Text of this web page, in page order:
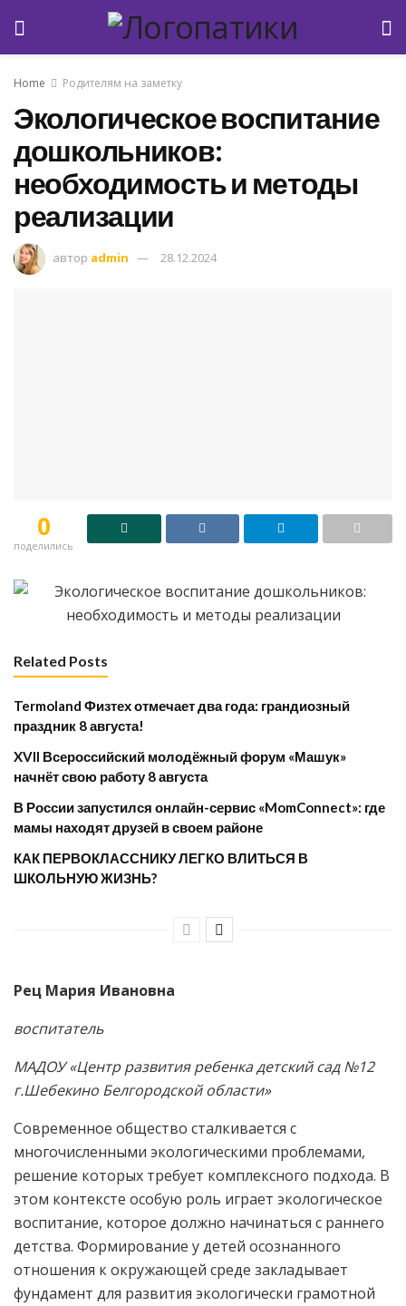
Home Родителям на заметку
Экологическое воспитание
дошкольников:
необходимость и методы
реализации
автор admin 28.12.2024
0
поделились
Related Posts
Termoland Физтех отмечает два года: грандиозный
праздник 8 августа!
XVII Всероссийский молодёжный форум «Машук»
начнёт свою работу 8 августа
​В России запустился онлайн-сервис «MomConnect»: где
мамы находят друзей в своем районе
КАК ПЕРВОКЛАССНИКУ ЛЕГКО ВЛИТЬСЯ В
ШКОЛЬНУЮ ЖИЗНЬ?
Рец Мария Ивановна
воспитатель
МАДОУ «Центр развития ребенка детский сад №12
г.Шебекино Белгородской области»
Современное общество сталкивается с
многочисленными экологическими проблемами,
решение которых требует комплексного подхода. В
этом контексте особую роль играет экологическое
воспитание, которое должно начинаться с раннего
детства. Формирование у детей осознанного
отношения к окружающей среде закладывает
фундамент для развития экологически грамотной